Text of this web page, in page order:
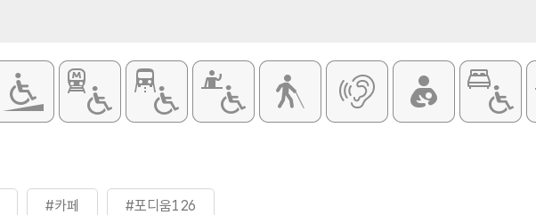
#카페 #포디움126